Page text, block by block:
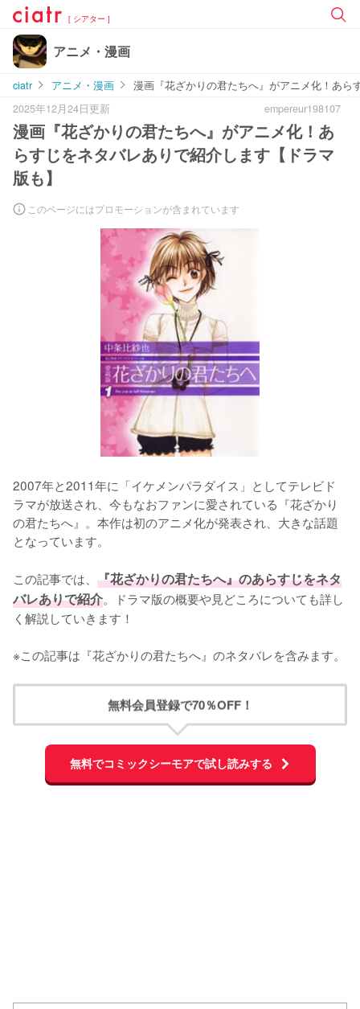
[ シアター ]
アニメ・漫画
ciatr アニメ・漫画
漫画『花ざかりの君たちへ』がアニメ化！あ
2025年12月24日更新
empereur198107
漫画『花ざかりの君たちへ』がアニメ化！あ
らすじをネタバレありで紹介します【ドラマ
版も】
このページにはプロモーションが含まれています
2007年と2011年に「イケメンパラダイス」としてテレビド
ラマが放送され、今もなおファンに愛されている『花ざかり
の君たちへ』。本作は初のアニメ化が発表され、大きな話題
となっています。
この記事では、 『花ざかりの君たちへ』のあらすじをネタ
バレありで紹介。ドラマ版の概要や見どころについても詳し
く解説していきます！
※この記事は『花ざかりの君たちへ』のネタバレを含みます。
無料会員登録で70％OFF！
無料でコミックシーモアで試し読みする